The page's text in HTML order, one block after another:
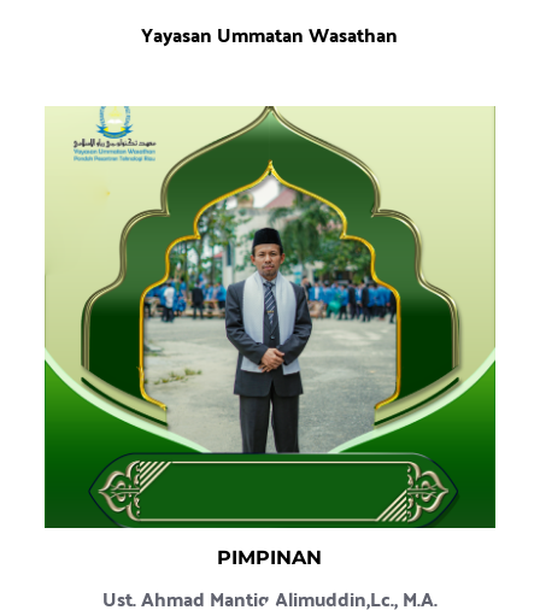
Yayasan Ummatan Wasathan
PIMPINAN
Ust. Ahmad Mantiq Alimuddin,Lc., M.A.